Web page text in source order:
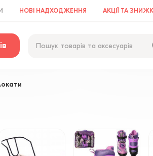
НОВІ НАДХОДЖЕННЯ АКЦІЇ ТА